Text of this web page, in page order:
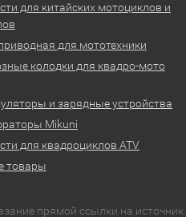
для китайских мотоциклов и
для мототехники
колодки для квадро-мото
и зарядные устройства
Mikuni
для квадроциклов ATV
товары
прямой ссылки на источник.